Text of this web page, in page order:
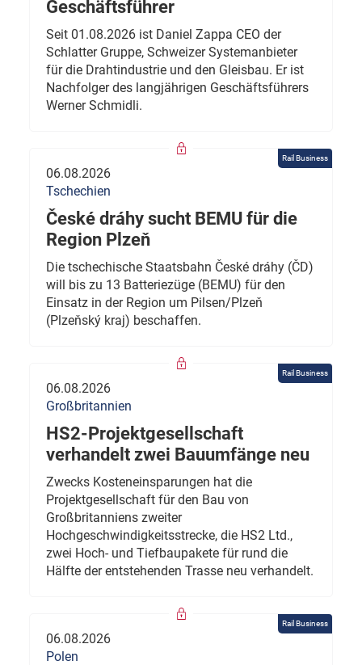
Geschäftsführer
Seit 01.08.2026 ist Daniel Zappa CEO der
Schlatter Gruppe, Schweizer Systemanbieter
für die Drahtindustrie und den Gleisbau. Er ist
Nachfolger des langjährigen Geschäftsführers
Werner Schmidli.
Rail Business
06.08.2026
Tschechien
České dráhy sucht BEMU für die
Region Plzeň
Die tschechische Staatsbahn České dráhy (ČD)
will bis zu 13 Batteriezüge (BEMU) für den
Einsatz in der Region um Pilsen/Plzeň
(Plzeňský kraj) beschaffen.
Rail Business
06.08.2026
Großbritannien
HS2-Projektgesellschaft
verhandelt zwei Bauumfänge neu
Zwecks Kosteneinsparungen hat die
Projektgesellschaft für den Bau von
Großbritanniens zweiter
Hochgeschwindigkeitsstrecke, die HS2 Ltd.,
zwei Hoch- und Tiefbaupakete für rund die
Hälfte der entstehenden Trasse neu verhandelt.
Rail Business
06.08.2026
Polen